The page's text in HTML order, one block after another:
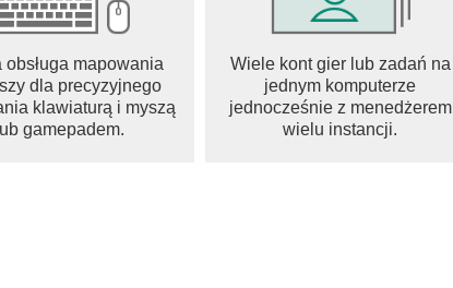
sprawia, że gra zawsze wydaje się nowa
obsługa mapowania
dla precyzyjnego
klawiaturą i myszą
lub gamepadem.
Wiele kont gier lub zadań na
jednym komputerze
jednocześnie z menedżerem
wielu instancji.